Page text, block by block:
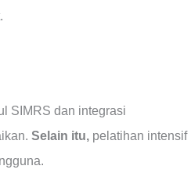
SIMRS dan integrasi
Selain itu, pelatihan intensif